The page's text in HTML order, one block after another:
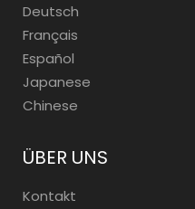
Deutsch
Français
Español
Japanese
Chinese
ÜBER UNS
Kontakt